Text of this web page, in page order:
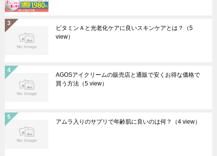
ビタミンＡと光老化ケアに良いスキンケアとは？
（5
view）
AGOSアイクリームの販売店と通販で安くお得な価格で
買う方法 （5 view）
アムラ入りのサプリで年齢肌に良いのは何？ （4 view）